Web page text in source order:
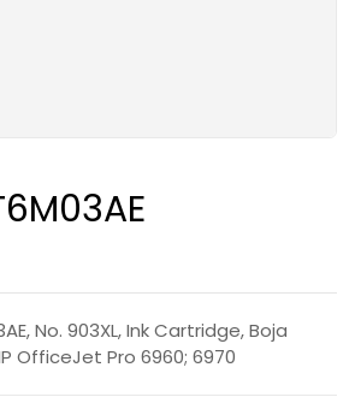
No. 903XL, Ink Cartridge, Boja
OfficeJet Pro 6960; 6970